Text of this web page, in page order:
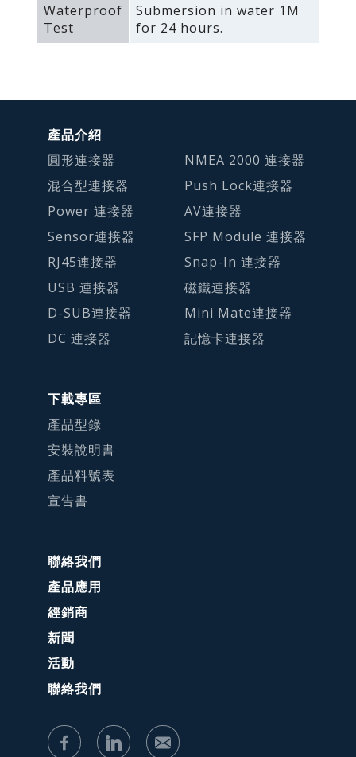
Waterproof
Test
Submersion in water 1M
for 24 hours.
產品介紹
圓形連接器
混合型連接器
Power 連接器
Sensor連接器
RJ45連接器
USB 連接器
D-SUB連接器
DC 連接器
NMEA 2000 連接器
Push Lock連接器
AV連接器
SFP Module 連接器
Snap-In 連接器
磁鐵連接器
Mini Mate連接器
記憶卡連接器
下載專區
產品型錄
安裝說明書
產品料號表
宣告書
聯絡我們
產品應用
經銷商
新聞
活動
聯絡我們